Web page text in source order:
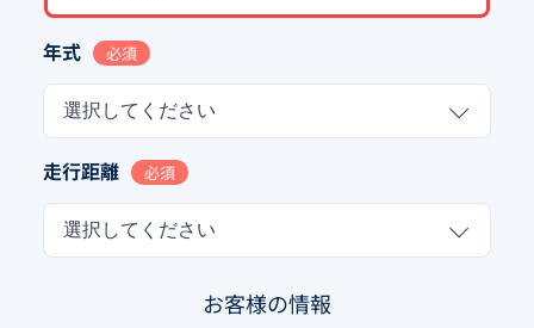
年式 必須
選択してください
走行距離 必須
選択してください
お客様の情報